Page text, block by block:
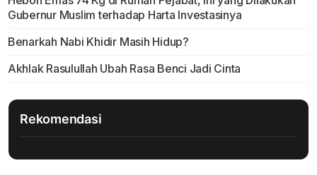
Gubernur Muslim terhadap Harta Investasinya
Benarkah Nabi Khidir Masih Hidup?
Akhlak Rasulullah Ubah Rasa Benci Jadi Cinta
Rekomendasi